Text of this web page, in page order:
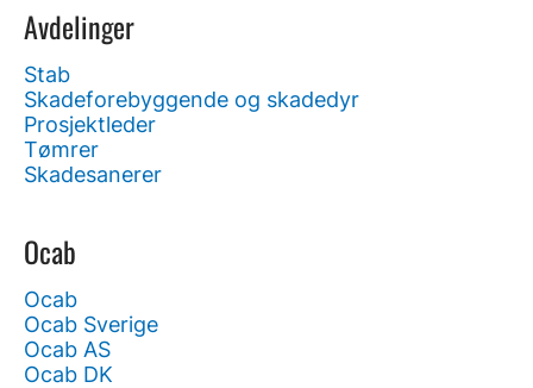
Avdelinger
Stab
Skadeforebyggende og skadedyr
Prosjektleder
Tømrer
Skadesanerer
Ocab
Ocab
Ocab Sverige
Ocab AS
Ocab DK